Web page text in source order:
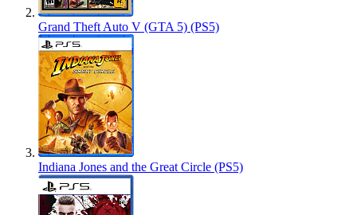
Grand Theft Auto V (GTA 5) (PS5)
Indiana Jones and the Great Circle (PS5)